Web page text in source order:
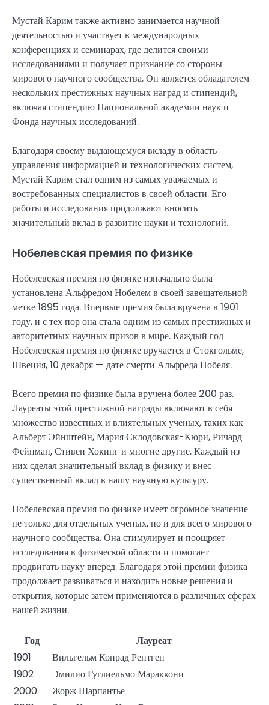
Мустай Карим также активно занимается научной
деятельностью и участвует в международных
конференциях и семинарах, где делится своими
исследованиями и получает признание со стороны
мирового научного сообщества. Он является обладателем
нескольких престижных научных наград и стипендий,
включая стипендию Национальной академии наук и
Фонда научных исследований.
Благодаря своему выдающемуся вкладу в область
управления информацией и технологических систем,
Мустай Карим стал одним из самых уважаемых и
востребованных специалистов в своей области. Его
работы и исследования продолжают вносить
значительный вклад в развитие науки и технологий.
Нобелевская премия по физике
Нобелевская премия по физике изначально была
установлена Альфредом Нобелем в своей завещательной
метке 1895 года. Впервые премия была вручена в 1901
году, и с тех пор она стала одним из самых престижных и
авторитетных научных призов в мире. Каждый год
Нобелевская премия по физике вручается в Стокгольме,
Швеция, 10 декабря — дате смерти Альфреда Нобеля.
Всего премия по физике была вручена более 200 раз.
Лауреаты этой престижной награды включают в себя
множество известных и влиятельных ученых, таких как
Альберт Эйнштейн, Мария Склодовская-Кюри, Ричард
Фейнман, Стивен Хокинг и многие другие. Каждый из
них сделал значительный вклад в физику и внес
существенный вклад в нашу научную культуру.
Нобелевская премия по физике имеет огромное значение
не только для отдельных ученых, но и для всего мирового
научного сообщества. Она стимулирует и поощряет
исследования в физической области и помогает
продвигать науку вперед. Благодаря этой премии физика
продолжает развиваться и находить новые решения и
открытия, которые затем применяются в различных сферах
нашей жизни.
Год
Лауреат
1901
Вильгельм Конрад Рентген
1902
Эмилио Гуглиельмо Мараккони
2000
Жорж Шарпантье